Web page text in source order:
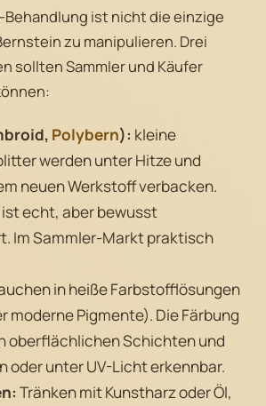
Behandlung ist nicht die einzige
zu manipulieren. Drei
sollten Sammler und Käufer
Polybern): kleine
werden unter Hitze und
neuen Werkstoff verbacken.
echt, aber bewusst
Im Sammler-Markt praktisch
in heiße Farbstofflösungen
moderne Pigmente). Die Färbung
oberflächlichen Schichten und
oder unter UV-Licht erkennbar.
Tränken mit Kunstharz oder Öl,